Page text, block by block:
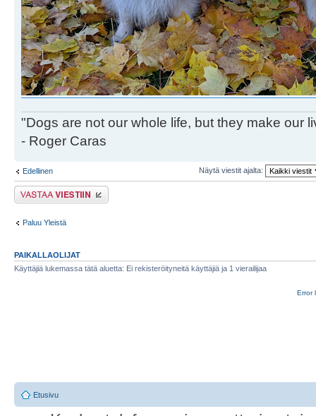
"Dogs are not our whole life, but they make our
- Roger Caras
Edellinen Näytä viestit ajalta:
Lähetä vastaus
Paluu Yleistä
PAIKALLAOLIJAT
Käyttäjiä lukemassa tätä aluetta: Ei rekisteröityneitä käyttäjiä ja 1 vierailijaa
Error
Etusivu